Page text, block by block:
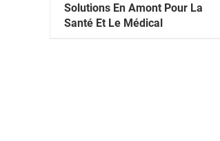
Solutions En Amont Pour La
Santé Et Le Médical